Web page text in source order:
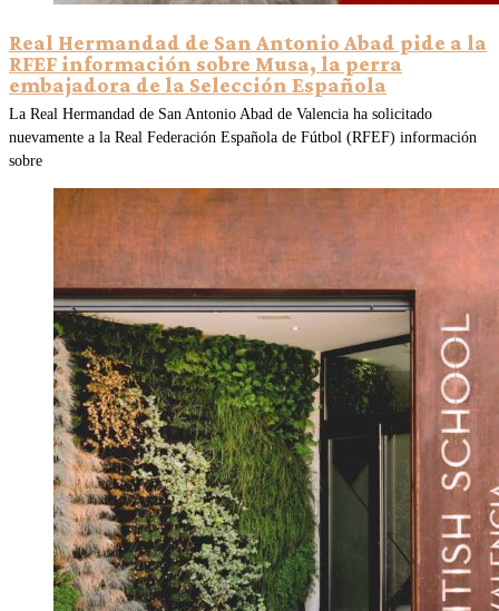
Real Hermandad de San Antonio Abad pide a la
RFEF información sobre Musa, la perra
embajadora de la Selección Española
La Real Hermandad de San Antonio Abad de Valencia ha solicitado
nuevamente a la Real Federación Española de Fútbol (RFEF) información
sobre